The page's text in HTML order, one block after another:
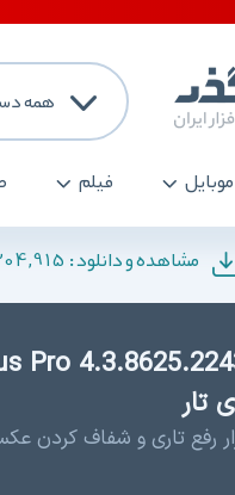
همه
موبایل فیلم
مشاهده و دانلود :
تار
رفع تاری و شفاف